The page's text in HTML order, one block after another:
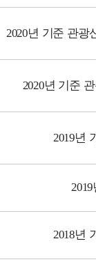
2020년 기준 관광
2020년 기준
2019년
2018년